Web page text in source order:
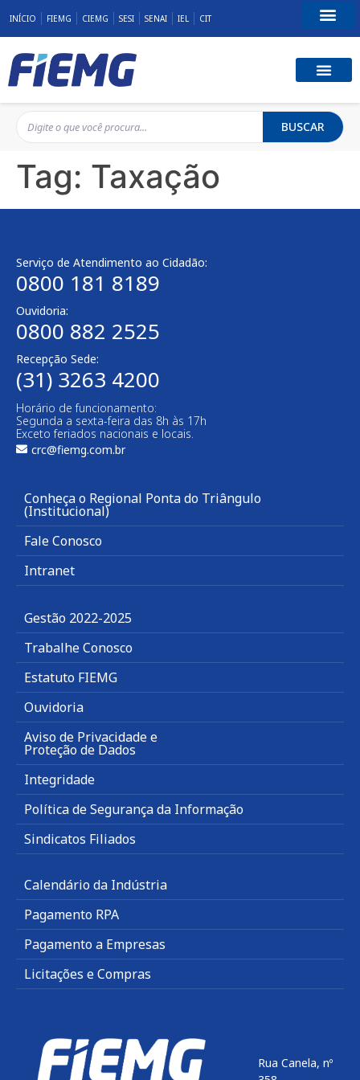
INÍCIO FIEMG CIEMG SESI SENAI IEL CIT
BUSCAR
Tag: Taxação
Serviço de Atendimento ao Cidadão:
0800 181 8189
Ouvidoria:
0800 882 2525
Recepção Sede:
(31) 3263 4200
Horário de funcionamento:
Segunda a sexta-feira das 8h às 17h
Exceto feriados nacionais e locais.
crc@fiemg.com.br
Conheça o Regional Ponta do Triângulo
(Institucional)
Fale Conosco
Intranet
Gestão 2022-2025
Trabalhe Conosco
Estatuto FIEMG
Ouvidoria
Aviso de Privacidade e
Proteção de Dados
Integridade
Política de Segurança da Informação
Sindicatos Filiados
Calendário da Indústria
Pagamento RPA
Pagamento a Empresas
Licitações e Compras
Rua Canela, nº